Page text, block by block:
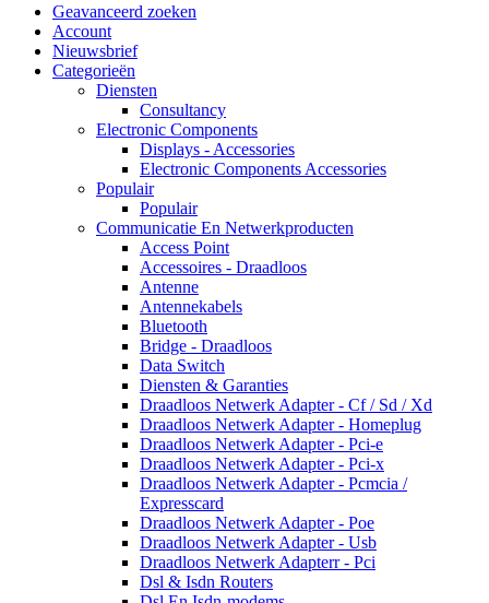
Geavanceerd zoeken
Account
Nieuwsbrief
Categorieën
Diensten
Consultancy
Electronic Components
Displays - Accessories
Electronic Components Accessories
Populair
Populair
Communicatie En Netwerkproducten
Access Point
Accessoires - Draadloos
Antenne
Antennekabels
Bluetooth
Bridge - Draadloos
Data Switch
Diensten & Garanties
Draadloos Netwerk Adapter - Cf / Sd / Xd
Draadloos Netwerk Adapter - Homeplug
Draadloos Netwerk Adapter - Pci-e
Draadloos Netwerk Adapter - Pci-x
Draadloos Netwerk Adapter - Pcmcia /
Expresscard
Draadloos Netwerk Adapter - Poe
Draadloos Netwerk Adapter - Usb
Draadloos Netwerk Adapterr - Pci
Dsl & Isdn Routers